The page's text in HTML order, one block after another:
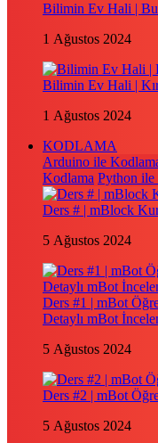
Bilimin Ev Hali |
1 Ağustos 2024
Bilimin Ev Hali |
1 Ağustos 2024
KODLAMA
Arduino ile
Kodlama Python ile
Ders # | mBlock
5 Ağustos 2024
Ders #1 | mBot
Detaylı mBot
5 Ağustos 2024
Ders #2 | mBot
5 Ağustos 2024